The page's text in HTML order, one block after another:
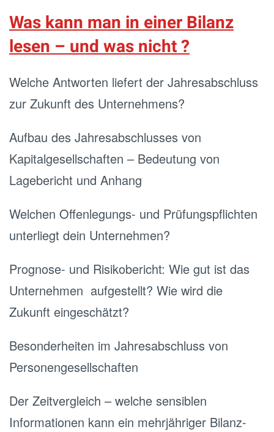
Was kann man in einer Bilanz
lesen – und was nicht ?
Welche Antworten liefert der Jahresabschluss
zur Zukunft des Unternehmens?
Aufbau des Jahresabschlusses von
Kapitalgesellschaften – Bedeutung von
Lagebericht und Anhang
Welchen Offenlegungs- und Prüfungspflichten
unterliegt dein Unternehmen?
Prognose- und Risikobericht: Wie gut ist das
Unternehmen aufgestellt? Wie wird die
Zukunft eingeschätzt?
Besonderheiten im Jahresabschluss von
Personengesellschaften
Der Zeitvergleich – welche sensiblen
Informationen kann ein mehrjähriger Bilanz-